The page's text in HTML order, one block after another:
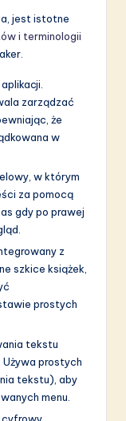
jest istotne
i terminologii
zarządzać
że
w
w którym
za pomocą
gdy po prawej
z
szkice książek,
prostych
tekstu
Używa prostych
tekstu), aby
menu.
cyfrowy